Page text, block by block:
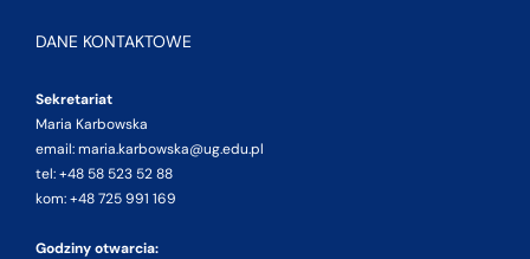
DANE KONTAKTOWE
Sekretariat
Maria Karbowska
email: maria.karbowska@ug.edu.pl
tel: +48 58 523 52 88
kom: +48 725 991 169
Godziny otwarcia: